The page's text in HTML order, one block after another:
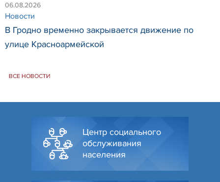
06.08.2026
Новости
В Гродно временно закрывается движение по
улице Красноармейской
ВСЕ НОВОСТИ
Центр социального
обслуживания
населения